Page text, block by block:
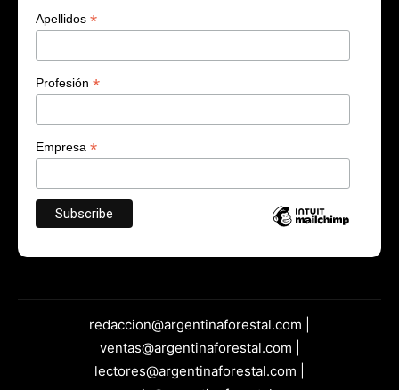
Apellidos *
Profesión *
Empresa *
redaccion@argentinaforestal.com |
ventas@argentinaforestal.com |
lectores@argentinaforestal.com |